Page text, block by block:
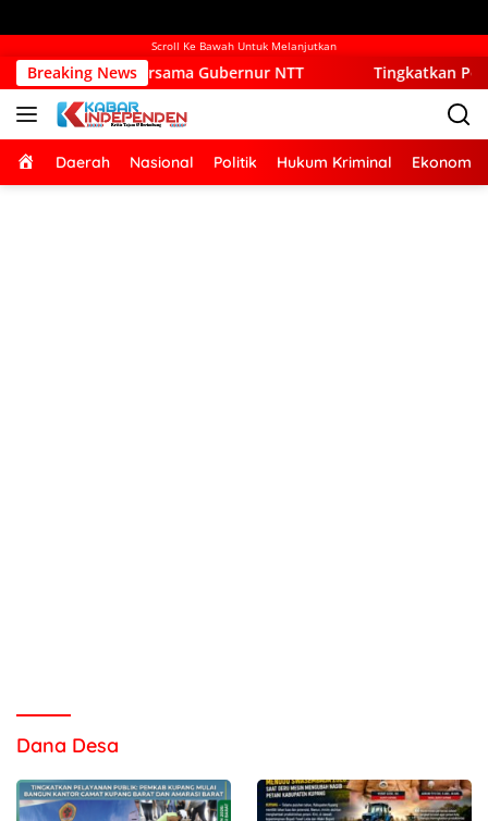
Scroll Ke Bawah Untuk Melanjutkan
Breaking News
Gubernur NTT Tingkatkan Pelayanan Publik,
Home
Daerah Nasional Politik Hukum Kriminal Ekonomi
Dana Desa